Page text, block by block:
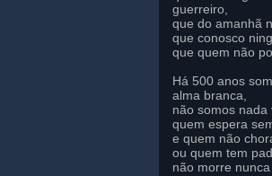
guerreiro,
que do amanhã
que conosco
que quem não
Há 500 anos
alma branca,
não somos nada
quem espera
e quem não
ou quem tem
não morre